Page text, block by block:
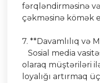
fərqləndirməsinə
çəkməsinə kömək
7. **Davamlılıq və
Sosial media
olaraq müştəriləri
loyalığı artırmaq